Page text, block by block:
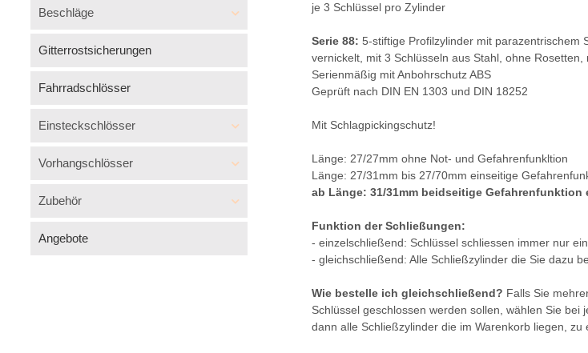
je 3 Schlüssel pro Zylinder
Serie 88: 5-stiftige Profilzylinder mit parazentrischem
vernickelt, mit 3 Schlüsseln aus Stahl, ohne
Serienmäßig mit Anbohrschutz ABS
Geprüft nach DIN EN 1303 und DIN 18252
Mit Schlagpickingschutz!
Länge: 27/27mm ohne Not- und Gefahrenfunkltion
Länge: 27/31mm bis 27/70mm einseitige
ab Länge: 31/31mm beidseitige Gefahrenfunktion
Funktion der Schließungen:
- einzelschließend: Schlüssel schliessen immer nur
- gleichschließend: Alle Schließzylinder die Sie dazu
Wie bestelle ich gleichschließend? Falls Sie
Schlüssel geschlossen werden sollen, wählen Sie
dann alle Schließzylinder die im Warenkorb liegen, zu
Beschläge
Gitterrostsicherungen
Fahrradschlösser
Einsteckschlösser
Vorhangschlösser
Zubehör
Angebote